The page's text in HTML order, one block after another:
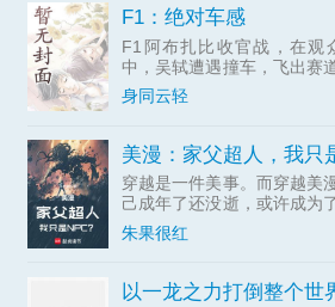
F1：绝对车感
F1阿布扎比收官战，在观
中，吴轼遭遇撞车，飞出赛
次醒来时，却...
身同云轻
美漫：家父超人，我只
穿越是一件美事。而穿越美
己成年了还没逝，或许成为
有了一...
朱果很红
以一龙之力打倒整个世